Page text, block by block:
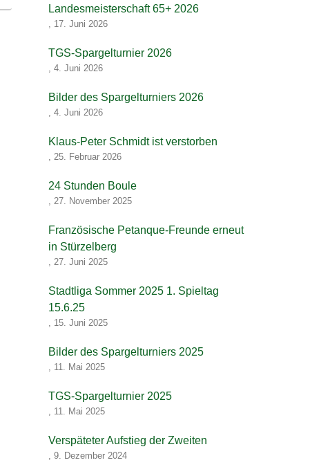
Landesmeisterschaft 65+ 2026
, 17. Juni 2026
TGS-Spargelturnier 2026
, 4. Juni 2026
Bilder des Spargelturniers 2026
, 4. Juni 2026
Klaus-Peter Schmidt ist verstorben
, 25. Februar 2026
24 Stunden Boule
, 27. November 2025
Französische Petanque-Freunde erneut
in Stürzelberg
, 27. Juni 2025
Stadtliga Sommer 2025 1. Spieltag
15.6.25
, 15. Juni 2025
Bilder des Spargelturniers 2025
, 11. Mai 2025
TGS-Spargelturnier 2025
, 11. Mai 2025
Verspäteter Aufstieg der Zweiten
, 9. Dezember 2024